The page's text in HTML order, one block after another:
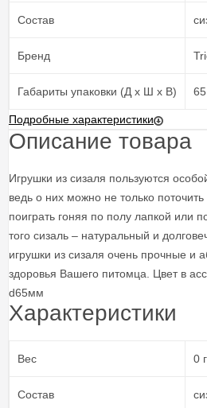
Состав
Бренд
Габариты упаковки (Д х Ш х В)
Подробные характеристики
Описание товара
Игрушки из сизаля пользуются
ведь о них можно не только поточить
поиграть гоняя по полу лапкой или
того сизаль – натуральный и
игрушки из сизаля очень прочные и
здоровья Вашего питомца. Цвет в
d65мм
Характеристики
Вес 0 г
Состав